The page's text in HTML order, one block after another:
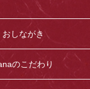
おしながき
のこだわり